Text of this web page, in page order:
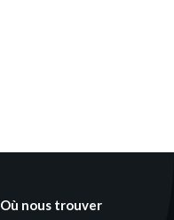
Où nous trouver